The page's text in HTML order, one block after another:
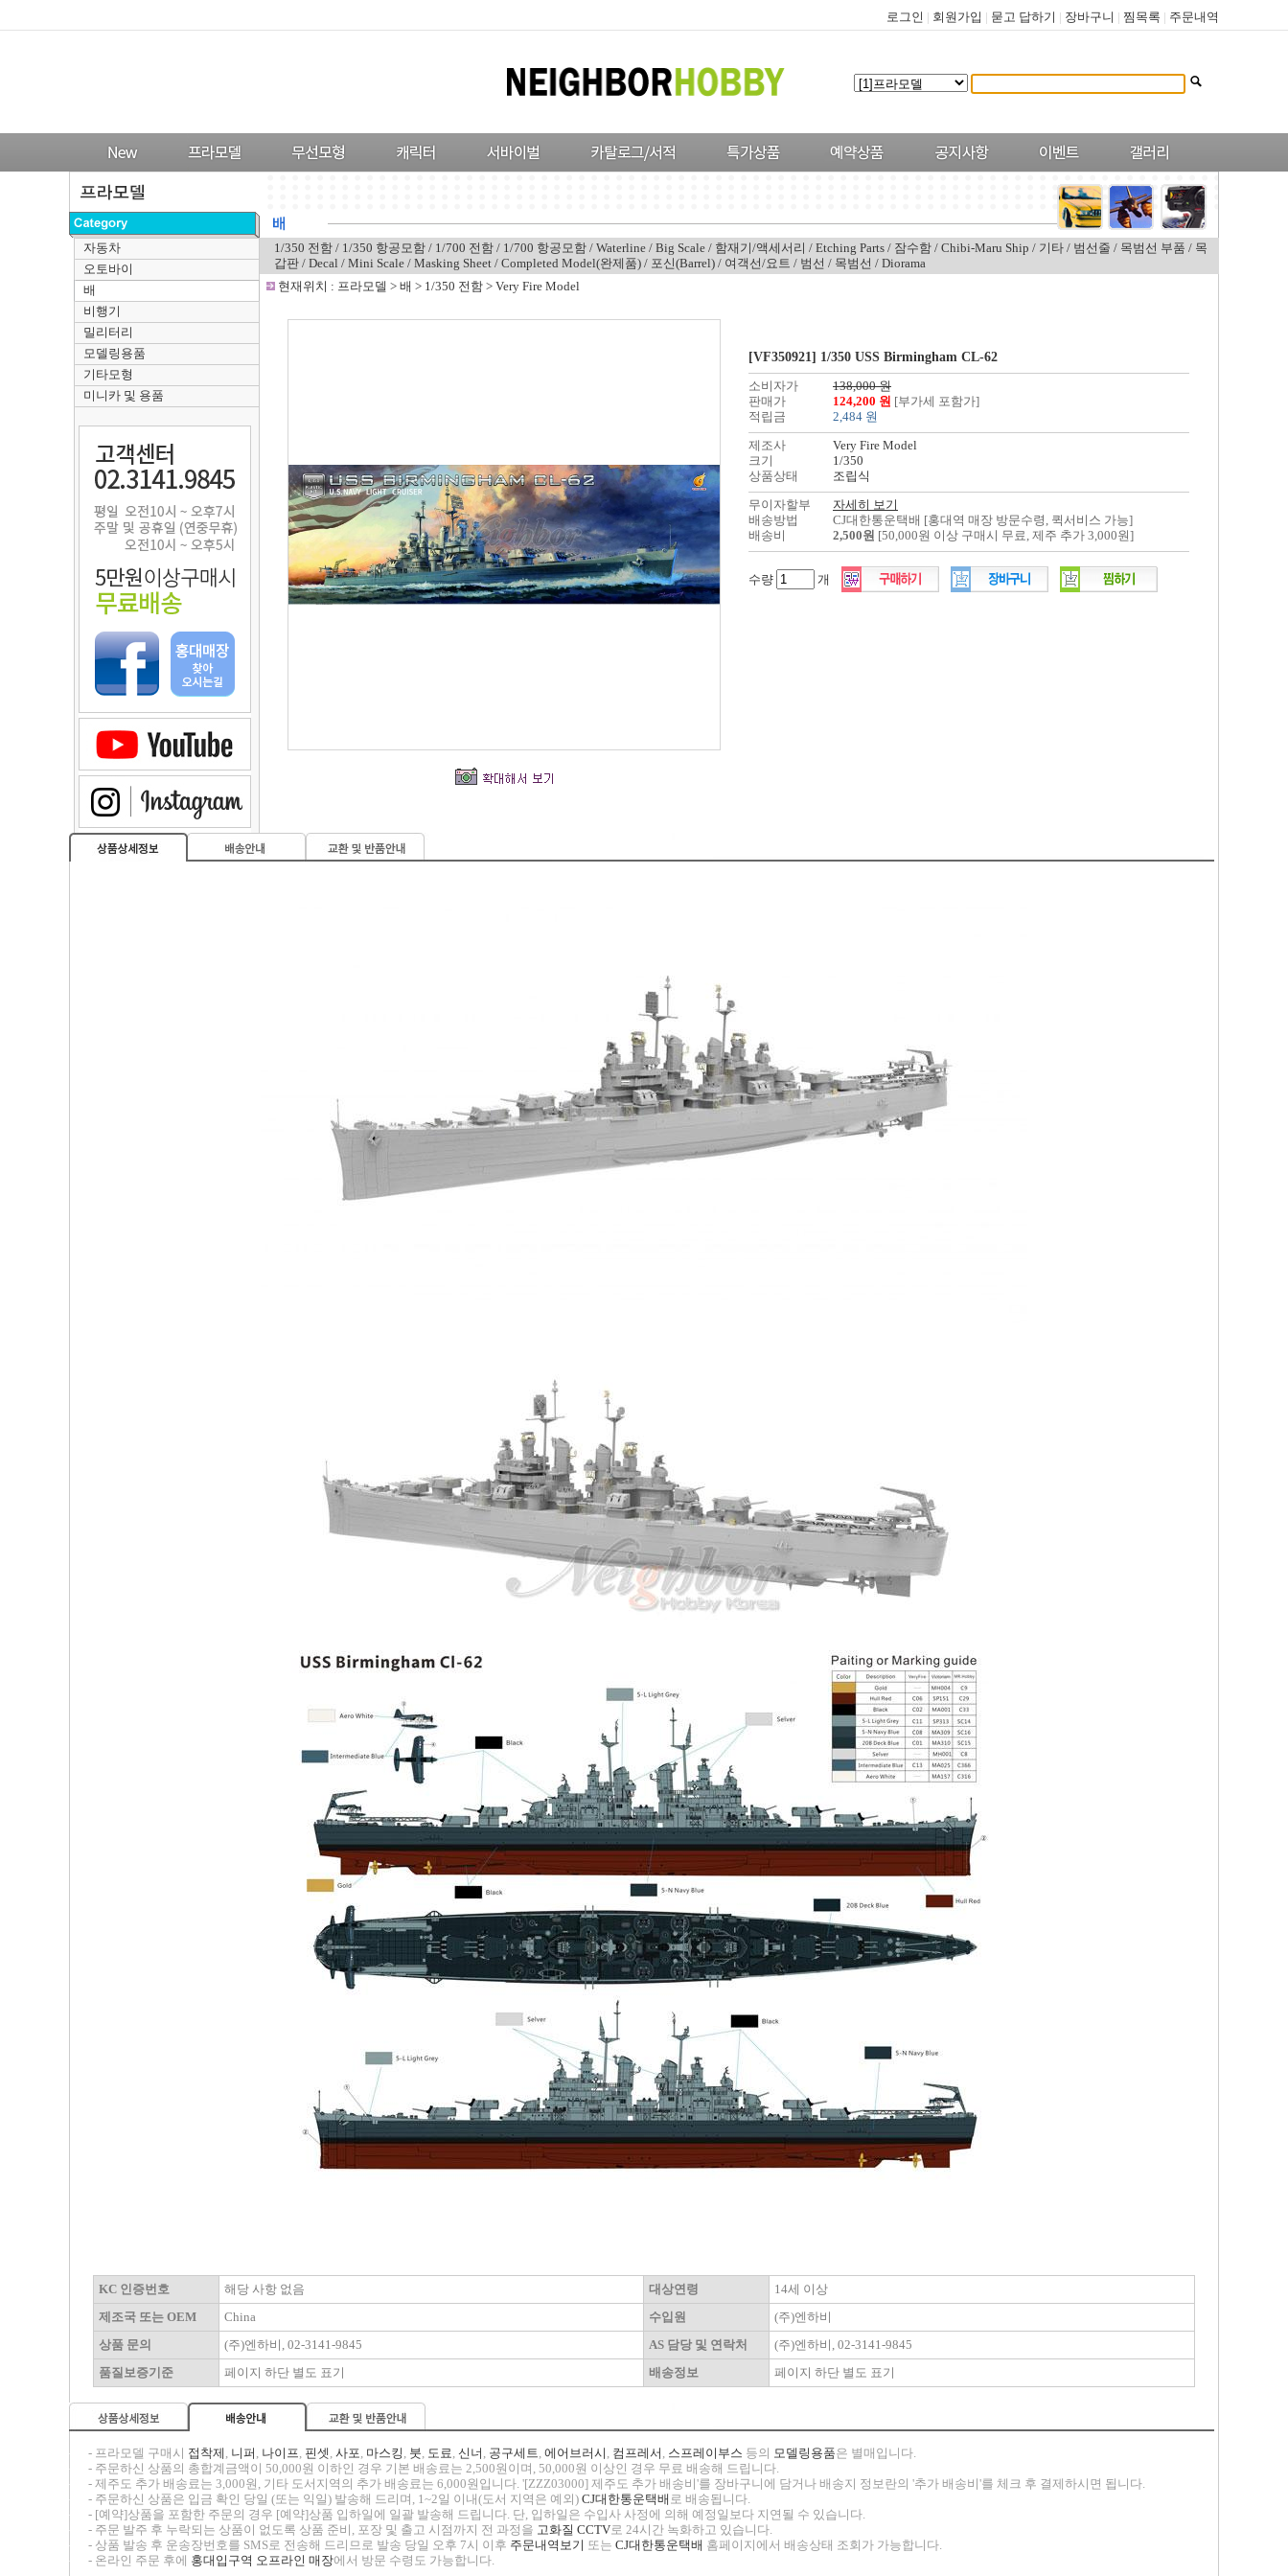
로그인 | 회원가입 | 묻고 답하기 | 장바구니 | 찜목록 | 주문내역
자동차
오토바이
배
비행기
밀리터리
모델링용품
기타모형
미니카 및 용품
1/350 전함 / 1/350 항공모함 / 1/700 전함 / 1/700 항공모함 / Waterline / Big Scale / 함재기/액세서리 / Etching Parts / 잠수함 / Chibi-Maru Ship / 기타 / 범선줄 / 목범선 부품 / 목
갑판 / Decal / Mini Scale / Masking Sheet / Completed Model(완제품) / 포신(Barrel) / 여객선/요트 / 범선 / 목범선 / Diorama
현재위치 : 프라모델 > 배 > 1/350 전함 > Very Fire Model
[VF350921] 1/350 USS Birmingham CL-62
소비자가
138,000 원
판매가
124,200 원 [부가세 포함가]
적립금
2,484 원
제조사
Very Fire Model
크기
1/350
상품상태
조립식
무이자할부
자세히 보기
배송방법
CJ대한통운택배 [홍대역 매장 방문수령, 퀵서비스 가능]
배송비
2,500원 [50,000원 이상 구매시 무료, 제주 추가 3,000원]
수량 개
KC 인증번호 해당 사항 없음 대상연령
14세 이상
제조국 또는 OEM
China 수입원
(주)엔하비
상품 문의
(주)엔하비, 02-3141-9845 AS 담당 및 연락처
(주)엔하비, 02-3141-9845
품질보증기준
페이지 하단 별도 표기 배송정보 페이지 하단 별도 표기
----- - 프라모델 구매시 접착제 , 니퍼 , 나이프, 핀셋 , 사포, 마스킹 , 붓, 도료, 신너 , 공구세트, 에어브러시 , 컴프레서 , 스프레이부스 등의 모델링용품은 별매입니다.
----- - 주문하신 상품의 총합계금액이 50,000원 이하인 경우 기본 배송료는 2,500원이며, 50,000원 이상인 경우 무료 배송해 드립니다.
----- - 제주도 추가 배송료는 3,000원, 기타 도서지역의 추가 배송료는 6,000원입니다. '[ZZZ03000] 제주도 추가 배송비'를 장바구니에 담거나 배송지 정보란의 '추가 배송비'를 체크 후 결제하시면 됩니다.
----- - 주문하신 상품은 입금 확인 당일 (또는 익일) 발송해 드리며, 1~2일 이내(도서 지역은 예외) CJ대한통운택배 로 배송됩니다.
----- - [예약]상품을 포함한 주문의 경우 [예약]상품 입하일에 일괄 발송해 드립니다. 단, 입하일은 수입사 사정에 의해 예정일보다 지연될 수 있습니다.
----- - 주문 발주 후 누락되는 상품이 없도록 상품 준비, 포장 및 출고 시점까지 전 과정을 고화질 CCTV로 24시간 녹화하고 있습니다.
----- - 상품 발송 후 운송장번호를 SMS로 전송해 드리므로 발송 당일 오후 7시 이후 주문내역보기 또는 CJ대한통운택배 홈페이지에서 배송상태 조회가 가능합니다.
----- - 온라인 주문 후에 홍대입구역 오프라인 매장에서 방문 수령도 가능합니다.